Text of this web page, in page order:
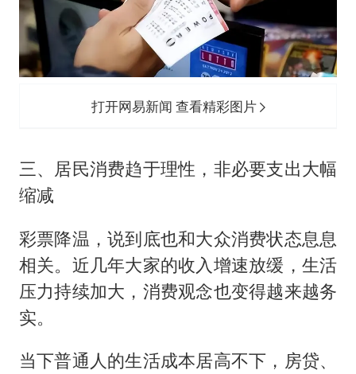
打开网易新闻 查看精彩图片
三、居民消费趋于理性，非必要支出大幅
缩减
彩票降温，说到底也和大众消费状态息息
相关。近几年大家的收入增速放缓，生活
压力持续加大，消费观念也变得越来越务
实。
当下普通人的生活成本居高不下，房贷、